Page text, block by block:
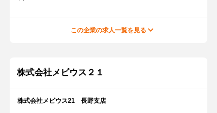
この企業の求人一覧を見る
株式会社メビウス２１
株式会社メビウス21 長野支店